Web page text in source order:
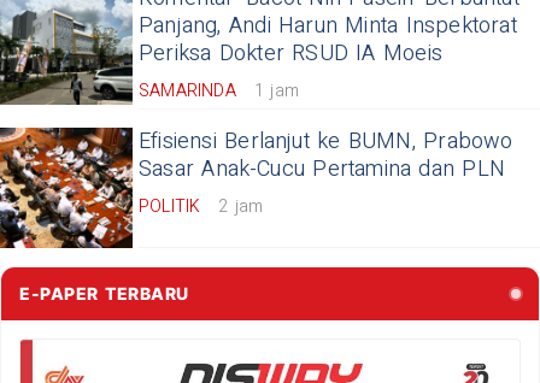
Panjang, Andi Harun Minta Inspektorat
Periksa Dokter RSUD IA Moeis
SAMARINDA 1 jam
Efisiensi Berlanjut ke BUMN, Prabowo
Sasar Anak-Cucu Pertamina dan PLN
POLITIK 2 jam
E-PAPER TERBARU